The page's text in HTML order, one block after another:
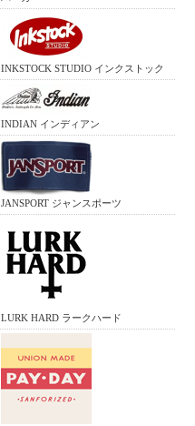
INKSTOCK STUDIO インクストック
INDIAN インディアン
JANSPORT ジャンスポーツ
LURK HARD ラークハード